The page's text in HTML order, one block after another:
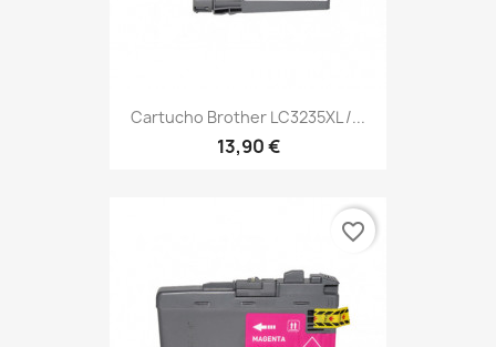
Cartucho Brother LC3235XL /...
13,90 €
favorite_border